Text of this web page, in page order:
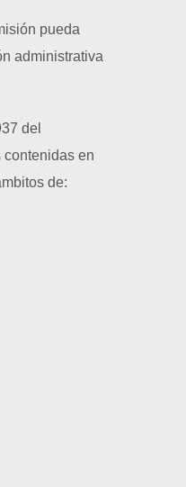
pueda
administrativa
del
en
de: